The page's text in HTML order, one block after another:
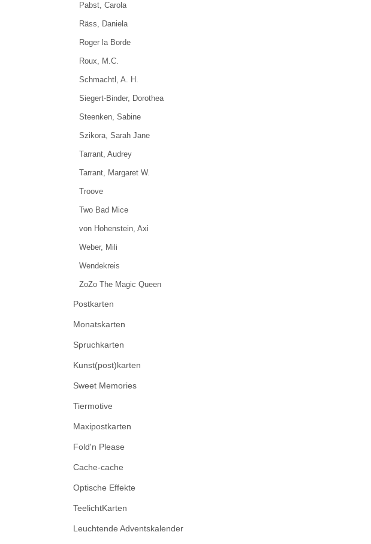
Pabst, Carola
Räss, Daniela
Roger la Borde
Roux, M.C.
Schmachtl, A. H.
Siegert-Binder, Dorothea
Steenken, Sabine
Szikora, Sarah Jane
Tarrant, Audrey
Tarrant, Margaret W.
Troove
Two Bad Mice
von Hohenstein, Axi
Weber, Mili
Wendekreis
ZoZo The Magic Queen
Postkarten
Monatskarten
Spruchkarten
Kunst(post)karten
Sweet Memories
Tiermotive
Maxipostkarten
Fold'n Please
Cache-cache
Optische Effekte
TeelichtKarten
Leuchtende Adventskalender